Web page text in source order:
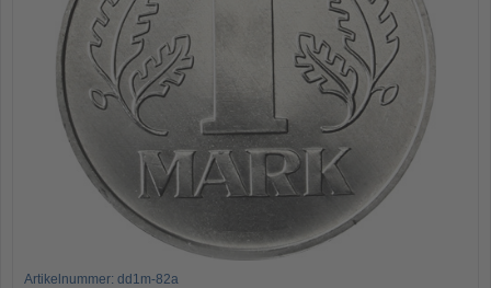
Artikelnummer: dd1m-82a